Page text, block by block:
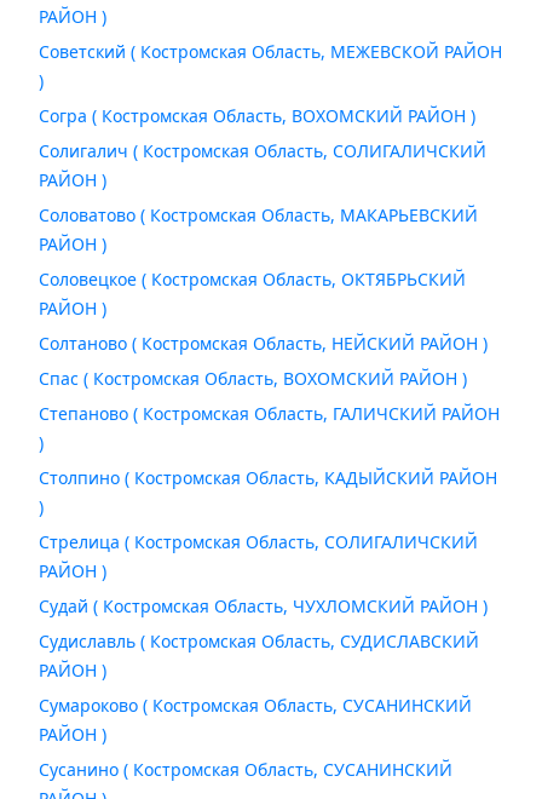
РАЙОН )
Советский ( Костромская Область, МЕЖЕВСКОЙ РАЙОН
)
Согра ( Костромская Область, ВОХОМСКИЙ РАЙОН )
Солигалич ( Костромская Область, СОЛИГАЛИЧСКИЙ
РАЙОН )
Соловатово ( Костромская Область, МАКАРЬЕВСКИЙ
РАЙОН )
Соловецкое ( Костромская Область, ОКТЯБРЬСКИЙ
РАЙОН )
Солтаново ( Костромская Область, НЕЙСКИЙ РАЙОН )
Спас ( Костромская Область, ВОХОМСКИЙ РАЙОН )
Степаново ( Костромская Область, ГАЛИЧСКИЙ РАЙОН
)
Столпино ( Костромская Область, КАДЫЙСКИЙ РАЙОН
)
Стрелица ( Костромская Область, СОЛИГАЛИЧСКИЙ
РАЙОН )
Судай ( Костромская Область, ЧУХЛОМСКИЙ РАЙОН )
Судиславль ( Костромская Область, СУДИСЛАВСКИЙ
РАЙОН )
Сумароково ( Костромская Область, СУСАНИНСКИЙ
РАЙОН )
Сусанино ( Костромская Область, СУСАНИНСКИЙ